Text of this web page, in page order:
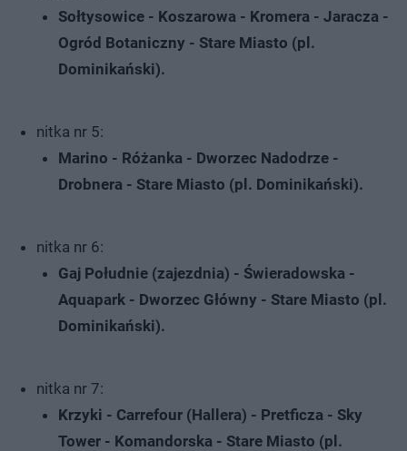
Sołtysowice - Koszarowa - Kromera - Jaracza -
Ogród Botaniczny - Stare Miasto (pl.
Dominikański).
nitka nr 5:
Marino - Różanka - Dworzec Nadodrze -
Drobnera - Stare Miasto (pl. Dominikański).
nitka nr 6:
Gaj Południe (zajezdnia) - Świeradowska -
Aquapark - Dworzec Główny - Stare Miasto (pl.
Dominikański).
nitka nr 7:
Krzyki - Carrefour (Hallera) - Pretficza - Sky
Tower - Komandorska - Stare Miasto (pl.